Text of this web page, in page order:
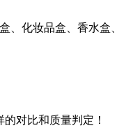
、化妆品盒、香水盒、
对比和质量判定！